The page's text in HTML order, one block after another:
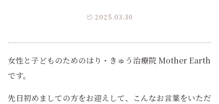
2025.03.30
女性と子どものためのはり・きゅう治療院 Mother Earth
です。
先日初めましての方をお迎えして、こんなお言葉をいただ